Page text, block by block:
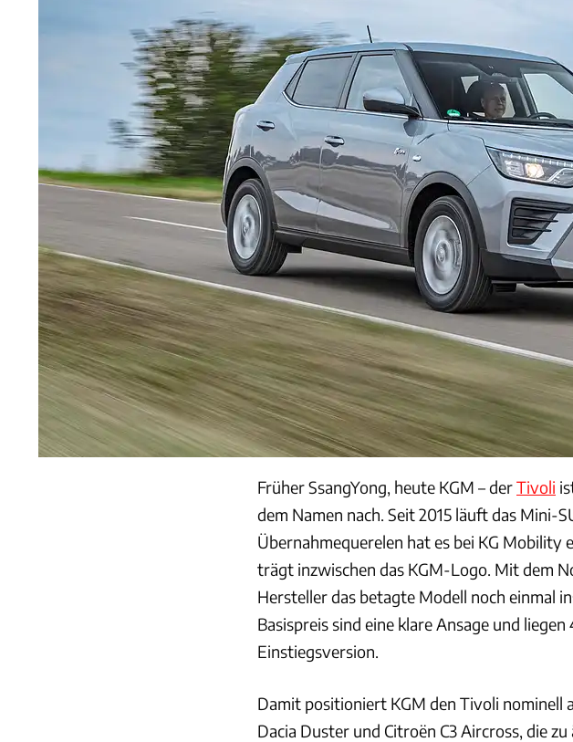
Früher SsangYong, heute KGM – derTivoli
dem Namen nach. Seit 2015 läuft das Mini-
Übernahmequerelen hat es bei KG Mobility
trägt inzwischen das KGM-Logo. Mit dem
Hersteller das betagte Modell noch einmal
Basispreis sind eine klare Ansage und
Einstiegsversion.
Damit positioniert KGM den Tivoli nominell
Dacia Duster und Citroën C3 Aircross, die